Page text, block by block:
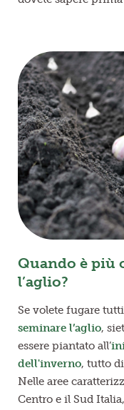
Quando è più
l’aglio?
Se volete fugare
seminare l’aglio,
essere piantato all’
dell'inverno, tutto
Nelle aree
Centro e il Sud